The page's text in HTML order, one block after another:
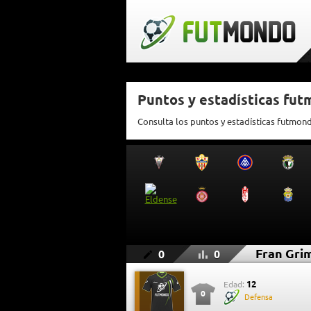
Puntos y estadísticas
Consulta los puntos y estadísticas
0 0 Fran
0
Edad: 12
Defensa